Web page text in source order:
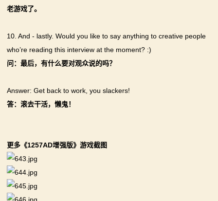
老游戏了。
10. And - lastly. Would you like to say anything to creative people
who’re reading this interview at the moment? :)
问：最后，有什么要对观众说的吗？
Answer: Get back to work, you slackers!
答：滚去干活，懒鬼！
更多《1257AD增强版》游戏截图